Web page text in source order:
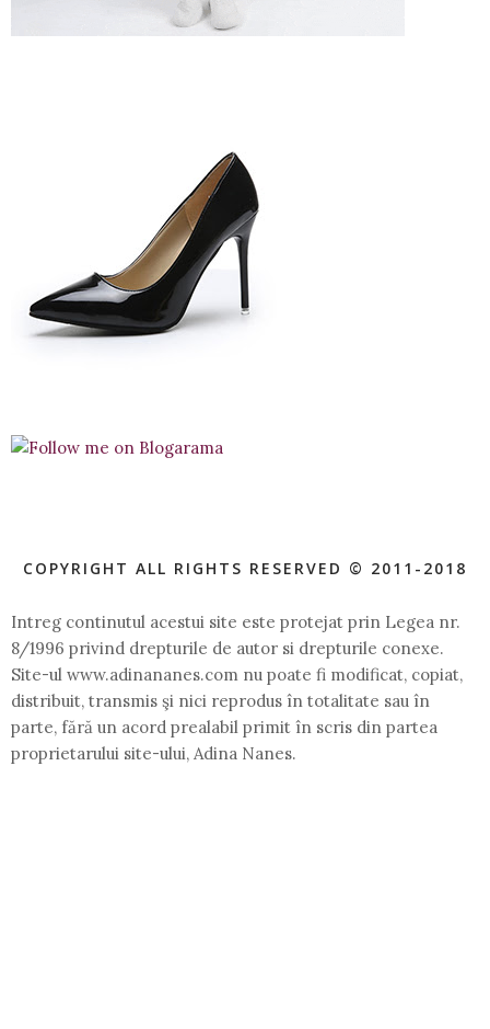
COPYRIGHT ALL RIGHTS RESERVED © 2011-2018
Intreg continutul acestui site este protejat prin Legea nr.
8/1996 privind drepturile de autor si drepturile conexe.
Site-ul www.adinananes.com nu poate fi modificat, copiat,
distribuit, transmis şi nici reprodus în totalitate sau în
parte, fără un acord prealabil primit în scris din partea
proprietarului site-ului, Adina Nanes.